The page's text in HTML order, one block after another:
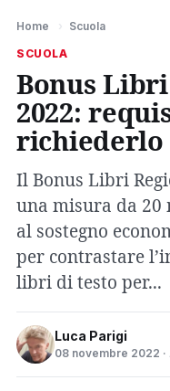
Home › Scuola
SCUOLA
Bonus
2022:
richiederlo
Il Bonus Libri
una misura da
al sostegno
per contrastare
libri di testo per...
Luca Parigi
08 novembre 2022 ·